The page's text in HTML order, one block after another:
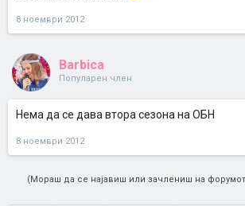
8 ноември 2012
Barbica
Популарен член
Нема да се дава втора сезона на ОБН
8 ноември 2012
(Мораш да се најавиш или зачлениш на форумот